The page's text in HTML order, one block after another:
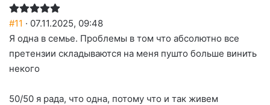
#11 · 07.11.2025, 09:48
Я одна в семье. Проблемы в том что абсолютно все
претензии складываются на меня пушто больше винить
некого
50/50 я рада, что одна, потому что и так живем